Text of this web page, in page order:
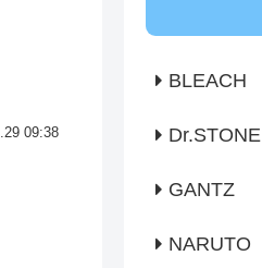
09:38
BLEACH
Dr.STONE
GANTZ
NARUTO